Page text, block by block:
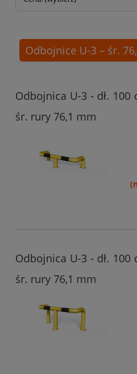
Odbojnice U-3 – śr.
Odbojnica U-3 - dł.
śr. rury 76,1 mm
Odbojnica U-3 - dł.
śr. rury 76,1 mm